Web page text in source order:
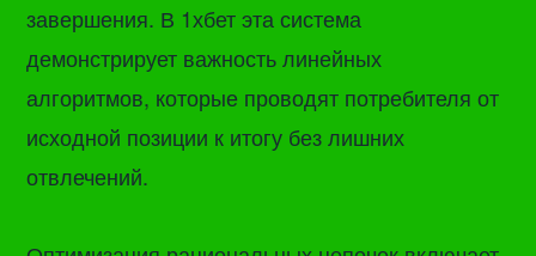
завершения. В 1хбет эта система
демонстрирует важность линейных
алгоритмов, которые проводят потребителя от
исходной позиции к итогу без лишних
отвлечений.